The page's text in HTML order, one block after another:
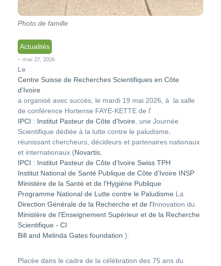
Photo de famille
Actualités
- mai 27, 2026
Le
Centre Suisse de Recherches Scientifiques en Côte
d'Ivoire
a organisé avec succès, le mardi 19 mai 2026, à la salle
de conférence Hortense FAYE-KETTE de l'
IPCI : Institut Pasteur de Côte d'Ivoire , une Journée
Scientifique dédiée à la lutte contre le paludisme,
réunissant chercheurs, décideurs et partenaires nationaux
et internationaux (Novartis
IPCI : Institut Pasteur de Côte d'Ivoire Swiss TPH
Institut National de Santé Publique de Côte d’Ivoire INSP
Ministère de la Santé et de l'Hygiène Publique
Programme National de Lutte contre le Paludisme La
Direction Générale de la Recherche et de l'Innovation du
Ministère de l'Enseignement Supérieur et de la Recherche
Scientifique - CI
Bill and Melinda Gates foundation ).
Placée dans le cadre de la célébration des 75 ans du